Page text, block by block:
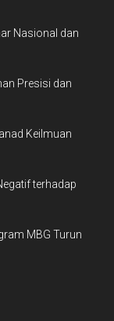
Nasional dan
Presisi dan
Keilmuan
terhadap
MBG Turun